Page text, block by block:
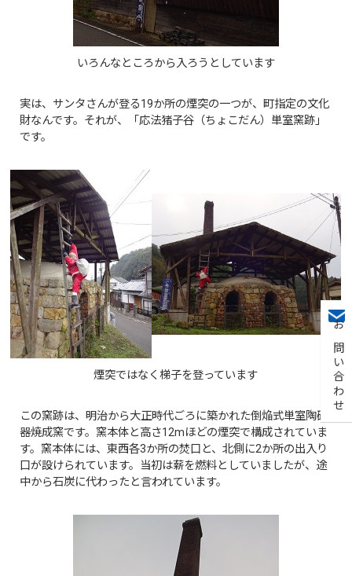
お問い合わせ
いろんなところから入ろうとしています
実は、サンタさんが登る19か所の煙突の一つが、町指定の文化
財なんです。それが、「応法猪子谷（ちょこだん）単室窯跡」
です。
煙突ではなく梯子を登っています
この窯跡は、明治から大正時代ごろに築かれた倒焔式単室陶磁
器焼成窯です。窯本体と高さ12mほどの煙突で構成されていま
す。窯本体には、東西各3か所の焚口と、北側に2か所の出入り
口が設けられています。当初は薪を燃料としていましたが、途
中から石炭に代わったと言われています。